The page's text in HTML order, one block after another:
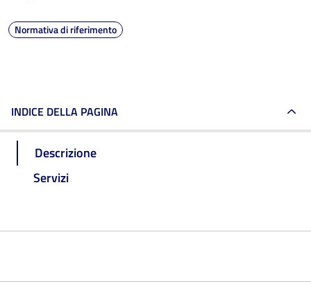
Normativa di riferimento
INDICE DELLA PAGINA
Descrizione
Servizi